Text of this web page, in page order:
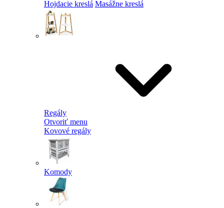
Hojdacie kreslá Masážne kreslá
Regály
Otvoriť menu
Kovové regály
Komody